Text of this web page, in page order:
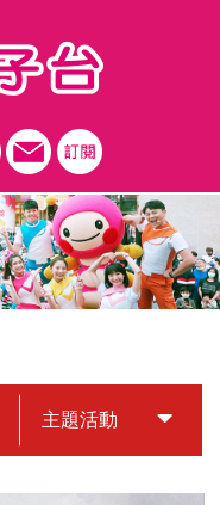
主題活動 中獎名